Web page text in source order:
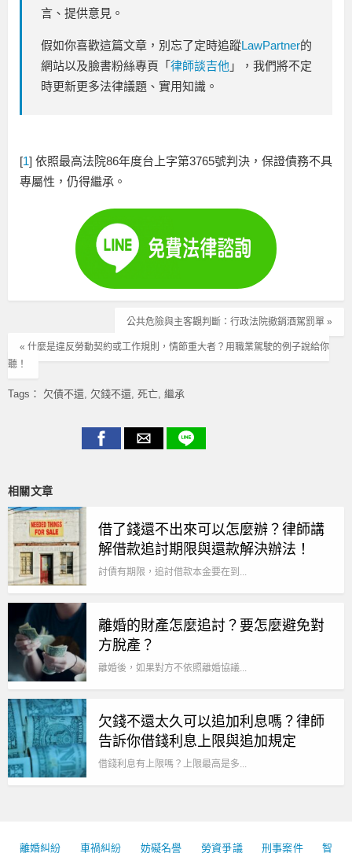
言、提供意見。
假如你喜歡這篇文章，別忘了定時追蹤LawPartner的
網站以及臉書粉絲專頁「 律師談吉他 」，我們將不定
時更新更多法律議題、實用知識。
[1] 依照最高法院86年度台上字第3765號判決，保證債務不具
專屬性，仍得繼承。
公共危險與主客觀判斷：行政法院撤銷酒駕罰單 »
« 什麼是違反勞動契約或工作規則，情節重大者？用職業駕駛的例子說給你
聽！
Tags： 欠債不還 欠錢不還 死亡 繼承
相關文章
借了錢還不出來可以怎麼辦？律師講
解借款追討期限與還款解決辦法！
討債有期限，追討借款本金要在到...
離婚的財產怎麼追討？要怎麼避免對
方脫產？
離婚後，如果對方不依照離婚協議...
欠錢不還太久可以追加利息嗎？律師
告訴你借錢利息上限與追加規定
借錢利息有上限嗎？上限最高是多...
離婚糾紛 車禍糾紛 妨礙名譽 勞資爭議 刑事案件 智